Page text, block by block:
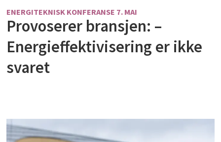
ENERGITEKNISK KONFERANSE 7. MAI
Provoserer bransjen: –
Energieffektivisering er ikke
svaret